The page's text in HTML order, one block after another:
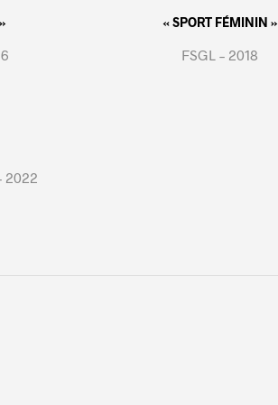
« SPORT FÉMININ »
FSGL – 2018
2022